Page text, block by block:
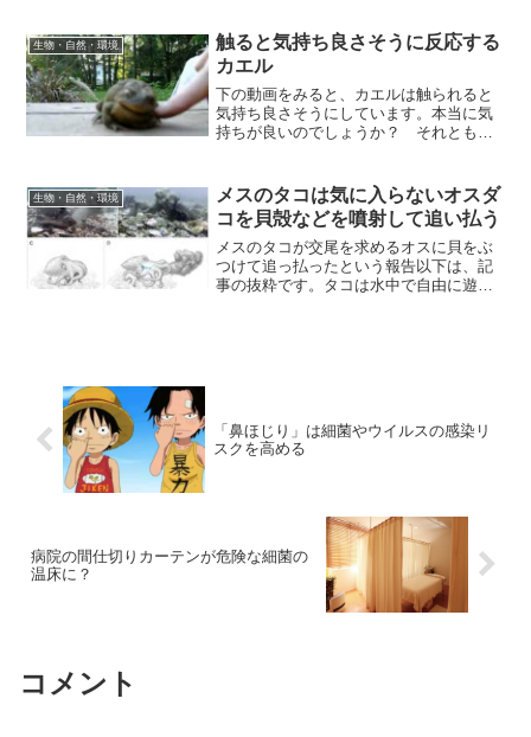
ト」と呼ばれる下降気流が起こり、風速
50mを超える突風が沸き...
生物・自然・環境
触ると気持ち良さそうに反応する
カエル
下の動画をみると、カエルは触られると
気持ち良さそうにしています。本当に気
持ちが良いのでしょうか？ それとも、
な反応をするようです（動画をみる）。
生物・自然・環境
メスのタコは気に入らないオスダ
コを貝殻などを噴射して追い払う
メスのタコが交尾を求めるオスに貝をぶ
つけて追っ払ったという報告以下は、記
事の抜粋です。タコは水中で自由に遊泳
「鼻ほじり」は細菌やウイルスの感染リ
スクを高める
病院の間仕切りカーテンが危険な細菌の
温床に？
コメント